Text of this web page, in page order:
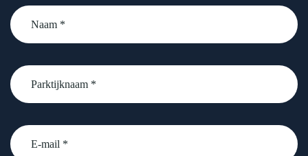
Naam
*
Parktijknaam
*
email